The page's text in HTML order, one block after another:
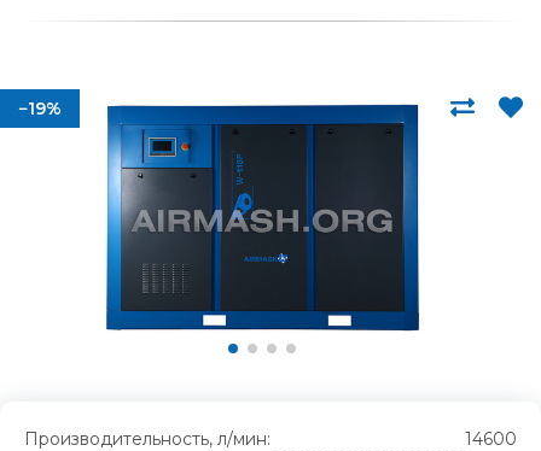
−19%
Производительность, л/мин:
14600